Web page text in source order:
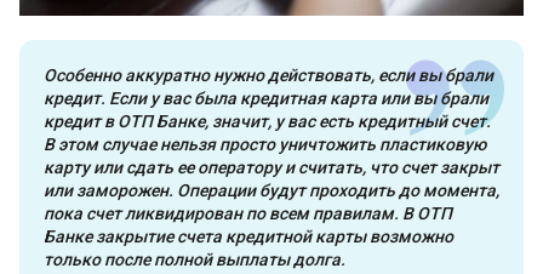
Особенно аккуратно нужно действовать, если вы брали
кредит. Если у вас была кредитная карта или вы брали
кредит в ОТП Банке, значит, у вас есть кредитный счет.
В этом случае нельзя просто уничтожить пластиковую
карту или сдать ее оператору и считать, что счет закрыт
или заморожен. Операции будут проходить до момента,
пока счет ликвидирован по всем правилам. В ОТП
Банке закрытие счета кредитной карты возможно
только после полной выплаты долга.